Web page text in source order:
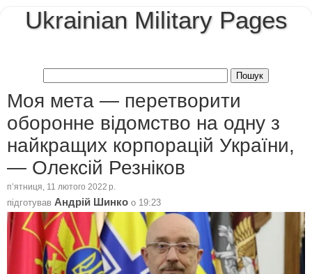
Ukrainian Military Pages
Моя мета — перетворити
оборонне відомство на одну з
найкращих корпорацій України,
— Олексій Резніков
пʼятниця, 11 лютого 2022 р.
підготував Андрій Шинко о 19:23